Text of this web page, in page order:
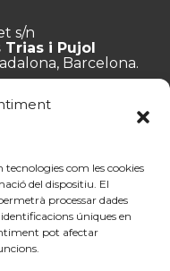
com les cookies
del dispositiu. El
processar dades
úniques en
pot afectar
s/n
Trias i Pujol
Barcelona.